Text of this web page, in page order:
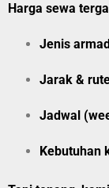
Harga sewa
Jenis
Jarak &
Jadwal
Kebutuhan